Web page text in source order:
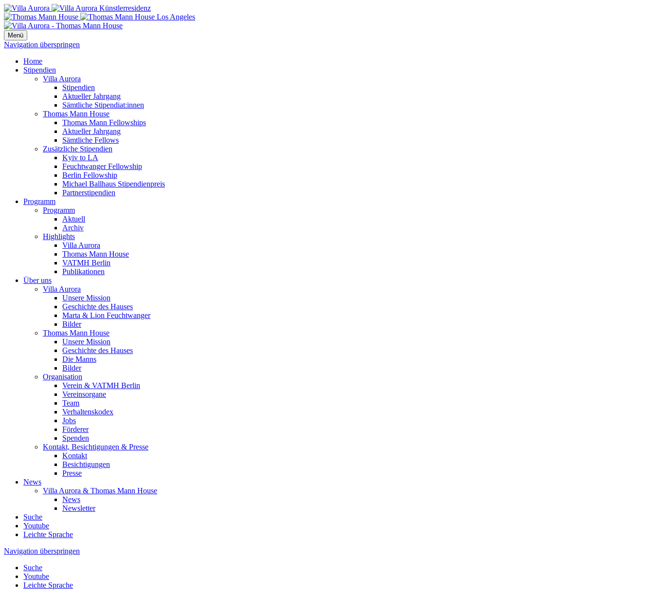
Menü
Navigation überspringen
Home
Stipendien
Villa Aurora
Stipendien
Aktueller Jahrgang
Sämtliche Stipendiat:innen
Thomas Mann House
Thomas Mann Fellowships
Aktueller Jahrgang
Sämtliche Fellows
Zusätzliche Stipendien
Kyiv to LA
Feuchtwanger Fellowship
Berlin Fellowship
Michael Ballhaus Stipendienpreis
Partnerstipendien
Programm
Programm
Aktuell
Archiv
Highlights
Villa Aurora
Thomas Mann House
VATMH Berlin
Publikationen
Über uns
Villa Aurora
Unsere Mission
Geschichte des Hauses
Marta & Lion Feuchtwanger
Bilder
Thomas Mann House
Unsere Mission
Geschichte des Hauses
Die Manns
Bilder
Organisation
Verein & VATMH Berlin
Vereinsorgane
Team
Verhaltenskodex
Jobs
Förderer
Spenden
Kontakt, Besichtigungen & Presse
Kontakt
Besichtigungen
Presse
News
Villa Aurora & Thomas Mann House
News
Newsletter
Suche
Youtube
Leichte Sprache
Navigation überspringen
Suche
Youtube
Leichte Sprache